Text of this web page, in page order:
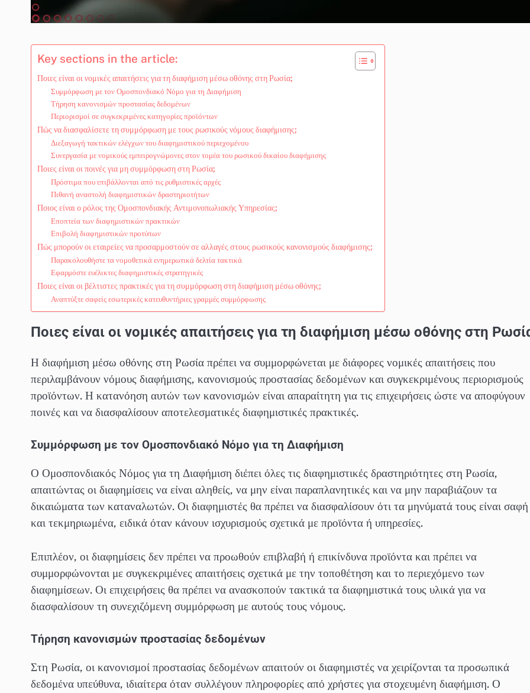
Key sections in the article:
Ποιες είναι οι νομικές απαιτήσεις για τη διαφήμιση μέσω οθόνης στη Ρωσία;
Συμμόρφωση με τον Ομοσπονδιακό Νόμο για τη Διαφήμιση
Τήρηση κανονισμών προστασίας δεδομένων
Περιορισμοί σε συγκεκριμένες κατηγορίες προϊόντων
Πώς να διασφαλίσετε τη συμμόρφωση με τους ρωσικούς νόμους διαφήμισης;
Διεξαγωγή τακτικών ελέγχων του διαφημιστικού περιεχομένου
Συνεργασία με νομικούς εμπειρογνώμονες στον τομέα του ρωσικού δικαίου διαφήμισης
Ποιες είναι οι ποινές για μη συμμόρφωση στη Ρωσία;
Πρόστιμα που επιβάλλονται από τις ρυθμιστικές αρχές
Πιθανή αναστολή διαφημιστικών δραστηριοτήτων
Ποιος είναι ο ρόλος της Ομοσπονδιακής Αντιμονοπωλιακής Υπηρεσίας;
Εποπτεία των διαφημιστικών πρακτικών
Επιβολή διαφημιστικών προτύπων
Πώς μπορούν οι εταιρείες να προσαρμοστούν σε αλλαγές στους ρωσικούς κανονισμούς διαφήμισης;
Παρακολουθήστε τα νομοθετικά ενημερωτικά δελτία τακτικά
Εφαρμόστε ευέλικτες διαφημιστικές στρατηγικές
Ποιες είναι οι βέλτιστες πρακτικές για τη συμμόρφωση στη διαφήμιση μέσω οθόνης;
Αναπτύξτε σαφείς εσωτερικές κατευθυντήριες γραμμές συμμόρφωσης
Ποιες είναι οι νομικές απαιτήσεις για τη διαφήμιση μέσω οθόνης στη
Η διαφήμιση μέσω οθόνης στη Ρωσία πρέπει να συμμορφώνεται με διάφορες νομικές απαιτήσεις που
περιλαμβάνουν νόμους διαφήμισης, κανονισμούς προστασίας δεδομένων και συγκεκριμένους περιορισμούς
προϊόντων. Η κατανόηση αυτών των κανονισμών είναι απαραίτητη για τις επιχειρήσεις ώστε να αποφύγουν
ποινές και να διασφαλίσουν αποτελεσματικές διαφημιστικές πρακτικές.
Συμμόρφωση με τον Ομοσπονδιακό Νόμο για τη Διαφήμιση
Ο Ομοσπονδιακός Νόμος για τη Διαφήμιση διέπει όλες τις διαφημιστικές δραστηριότητες στη Ρωσία,
απαιτώντας οι διαφημίσεις να είναι αληθείς, να μην είναι παραπλανητικές και να μην παραβιάζουν τα
δικαιώματα των καταναλωτών. Οι διαφημιστές θα πρέπει να διασφαλίσουν ότι τα μηνύματά τους είναι σαφή
και τεκμηριωμένα, ειδικά όταν κάνουν ισχυρισμούς σχετικά με προϊόντα ή υπηρεσίες.
Επιπλέον, οι διαφημίσεις δεν πρέπει να προωθούν επιβλαβή ή επικίνδυνα προϊόντα και πρέπει να
συμμορφώνονται με συγκεκριμένες απαιτήσεις σχετικά με την τοποθέτηση και το περιεχόμενο των
διαφημίσεων. Οι επιχειρήσεις θα πρέπει να ανασκοπούν τακτικά τα διαφημιστικά τους υλικά για να
διασφαλίσουν τη συνεχιζόμενη συμμόρφωση με αυτούς τους νόμους.
Τήρηση κανονισμών προστασίας δεδομένων
Στη Ρωσία, οι κανονισμοί προστασίας δεδομένων απαιτούν οι διαφημιστές να χειρίζονται τα προσωπικά
δεδομένα υπεύθυνα, ιδιαίτερα όταν συλλέγουν πληροφορίες από χρήστες για στοχευμένη διαφήμιση. Ο